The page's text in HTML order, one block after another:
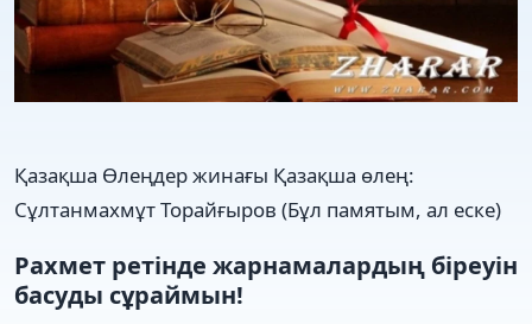
Қазақша Өлеңдер жинағы Қазақша өлең:
Сұлтанмахмұт Торайғыров (Бұл памятым, ал еске)
Рахмет ретінде жарнамалардың біреуін
басуды сұраймын!